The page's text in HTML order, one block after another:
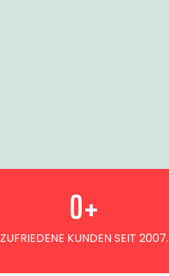
ZUFRIEDENE KUNDEN SEIT 2007.
0+